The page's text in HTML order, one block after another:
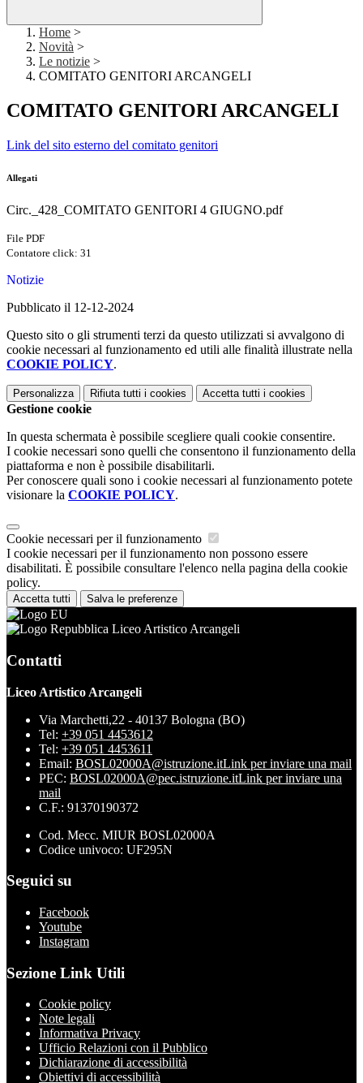
Home >
Novità >
Le notizie >
COMITATO GENITORI ARCANGELI
COMITATO GENITORI ARCANGELI
Link del sito esterno del comitato genitori
Allegati
Circ._428_COMITATO GENITORI 4 GIUGNO.pdf
File PDF
Contatore click: 31
Notizie
Pubblicato il 12-12-2024
Questo sito o gli strumenti terzi da questo utilizzati si avvalgono di
cookie necessari al funzionamento ed utili alle finalità illustrate nella
COOKIE POLICY.
Personalizza Rifiuta tutti i cookies Accetta tutti i cookies
Gestione cookie
In questa schermata è possibile scegliere quali cookie consentire.
I cookie necessari sono quelli che consentono il funzionamento della
piattaforma e non è possibile disabilitarli.
Per conoscere quali sono i cookie necessari al funzionamento potete
visionare la COOKIE POLICY.
Cookie necessari per il funzionamento
I cookie necessari per il funzionamento non possono essere
disabilitati. È possibile consultare l'elenco nella pagina della cookie
policy.
Accetta tutti Salva le preferenze
Liceo Artistico Arcangeli
Contatti
Liceo Artistico Arcangeli
Via Marchetti,22 - 40137 Bologna (BO)
Tel: +39 051 4453612
Tel: +39 051 4453611
Email: BOSL02000A@istruzione.itLink per inviare una mail
PEC: BOSL02000A@pec.istruzione.itLink per inviare una
mail
C.F.: 91370190372
Cod. Mecc. MIUR BOSL02000A
Codice univoco: UF295N
Seguici su
Facebook
Youtube
Instagram
Sezione Link Utili
Cookie policy
Note legali
Informativa Privacy
Ufficio Relazioni con il Pubblico
Dichiarazione di accessibilità
Obiettivi di accessibilità